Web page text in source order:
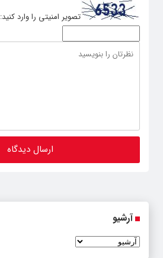
تصویر امنیتی را وارد کنید:
آرشیو